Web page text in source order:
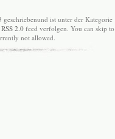
ist unter der Kategorie
RSS 2.0 feed verfolgen. You can skip to
not allowed.